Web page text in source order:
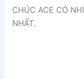
CHÚC ACE CÓ
NHẤT.